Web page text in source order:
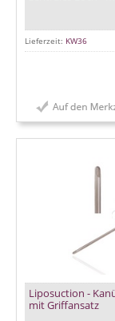
Lieferzeit: KW36
Liposuction -
mit Griffansatz